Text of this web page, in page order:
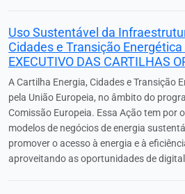
Uso Sustentável da
Cidades e Transição Energética
EXECUTIVO DAS CARTILHAS
A Cartilha Energia, Cidades e Transição
pela União Europeia, no âmbito do
Comissão Europeia. Essa Ação tem por
modelos de negócios de energia
promover o acesso à energia e à
aproveitando as oportunidades de